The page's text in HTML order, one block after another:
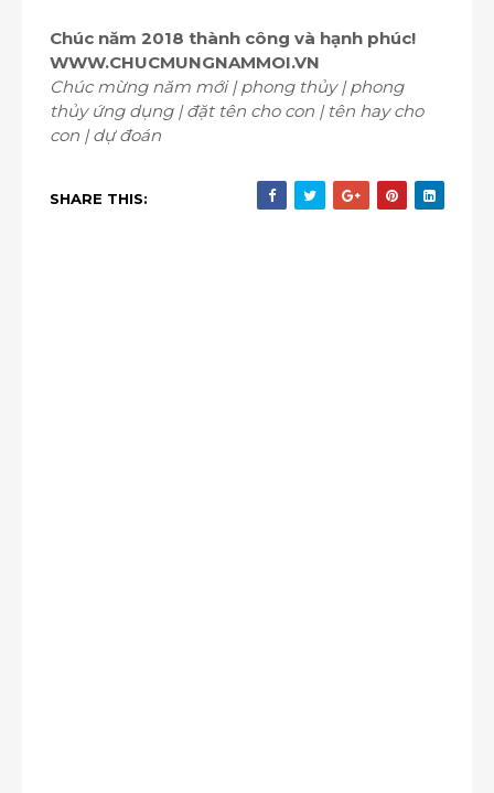
Chúc năm 2018 thành công và hạnh phúc!
WWW.CHUCMUNGNAMMOI.VN
Chúc mừng năm mới | phong thủy | phong
thủy ứng dụng | đặt tên cho con | tên hay cho
con | dự đoán
SHARE THIS: